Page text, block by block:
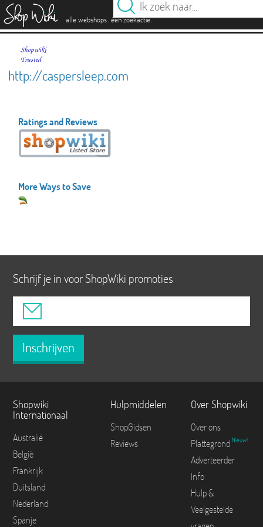
alle webshops. één zoekactie.
http://caspersleep.com
Ratings and Reviews
More Ways to Save
Schrijf je in voor ShopWiki promoties
Inschrijven
Shopwiki
Internationaal
Australië
België
Frankrijk
Duitsland
Nederland
Spanje
Hulpmiddelen
ShopGidsen
Reviews
Over Shopwiki
Over ons
Plattegrond Nieuw!
Adverteerder
Info
Hulp &
Veelgestelde